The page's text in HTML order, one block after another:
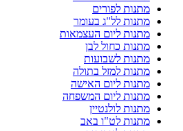
מתנות לפורים
מתנות לל"ג בעומר
מתנות ליום העצמאות
מתנות כחול לבן
מתנות לשבועות
מתנות למזל בתולה
מתנות ליום האישה
מתנות ליום המשפחה
מתנות לולנטיין
מתנות לט"ו באב